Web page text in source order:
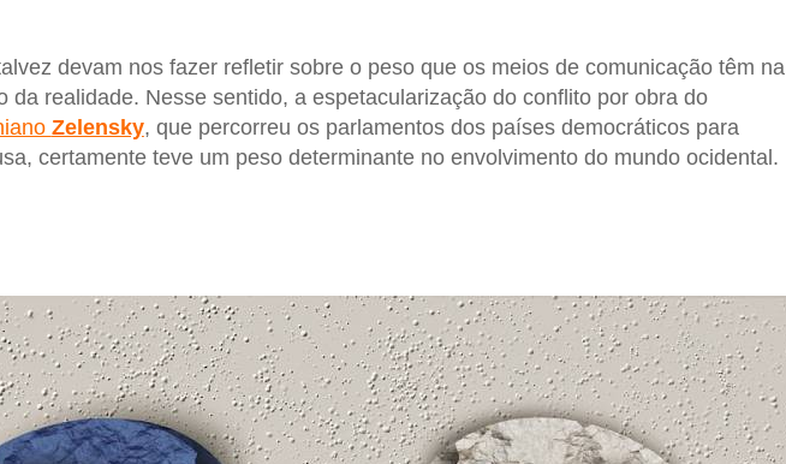
devam nos fazer refletir sobre o peso que os meios de comunicação têm na
da realidade. Nesse sentido, a espetacularização do conflito por obra do
Zelensky, que percorreu os parlamentos dos países democráticos para
certamente teve um peso determinante no envolvimento do mundo ocidental.